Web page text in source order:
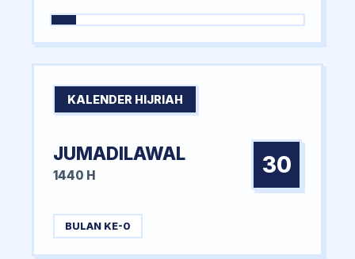
KALENDER HIJRIAH
JUMADILAWAL
1440 H 30
BULAN KE-0